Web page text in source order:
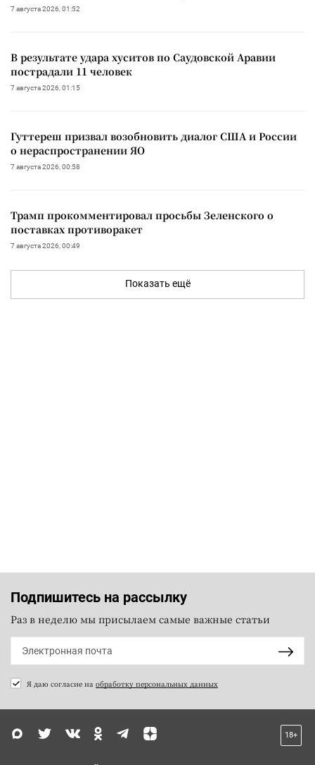
7 августа 2026, 01:52
В результате удара хуситов по Саудовской Аравии
пострадали 11 человек
7 августа 2026, 01:15
Гуттереш призвал возобновить диалог США и России
о нераспространении ЯО
7 августа 2026, 00:58
Трамп прокомментировал просьбы Зеленского о
поставках противоракет
7 августа 2026, 00:49
Показать ещё
Подпишитесь на рассылку
Раз в неделю мы присылаем самые важные статьи
Я даю согласие на обработку персональных данных
18+